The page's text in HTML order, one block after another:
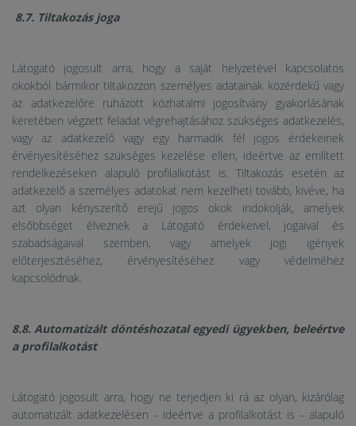
8.7. Tiltakozás joga
Látogató jogosult arra, hogy a saját helyzetével kapcsolatos
okokból bármikor tiltakozzon személyes adatainak közérdekű vagy
az adatkezelőre ruházott közhatalmi jogosítvány gyakorlásának
keretében végzett feladat végrehajtásához szükséges adatkezelés,
vagy az adatkezelő vagy egy harmadik fél jogos érdekeinek
érvényesítéséhez szükséges kezelése ellen, ideértve az említett
rendelkezéseken alapuló profilalkotást is. Tiltakozás esetén az
adatkezelő a személyes adatokat nem kezelheti tovább, kivéve, ha
azt olyan kényszerítő erejű jogos okok indokolják, amelyek
elsőbbséget élveznek a Látogató érdekeivel, jogaival és
szabadságaival szemben, vagy amelyek jogi igények
előterjesztéséhez, érvényesítéséhez vagy védelméhez
kapcsolódnak.
8.8. Automatizált döntéshozatal egyedi ügyekben, beleértve
a profilalkotást
Látogató jogosult arra, hogy ne terjedjen ki rá az olyan, kizárólag
automatizált adatkezelésen – ideértve a profilalkotást is – alapuló